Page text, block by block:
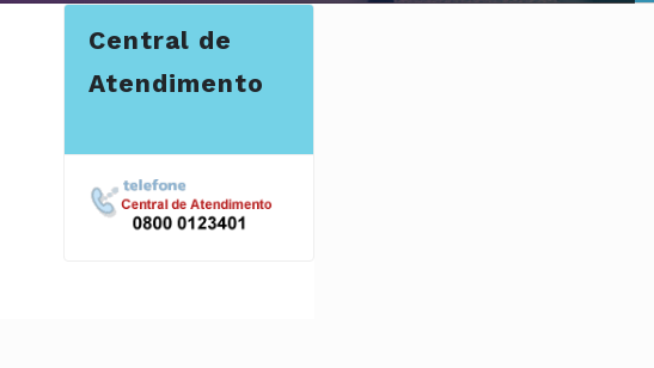
Central de
Atendimento